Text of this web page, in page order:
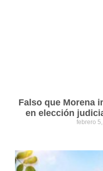
Falso que Morena
en elección
febrero